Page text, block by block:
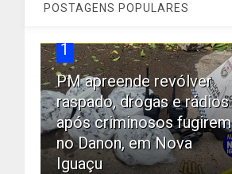
POSTAGENS POPULARES
1
PM apreende revólver
raspado, drogas e rádios
após criminosos fugirem
no Danon, em Nova
Iguaçu